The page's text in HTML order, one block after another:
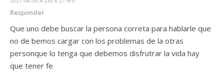
Responder
Que uno debe buscar la persona correta para hablarle que
no de bemos cargar con los problemas de la otras
personque lo tenga que debemos disfrutrar la vida hay
que tener fe